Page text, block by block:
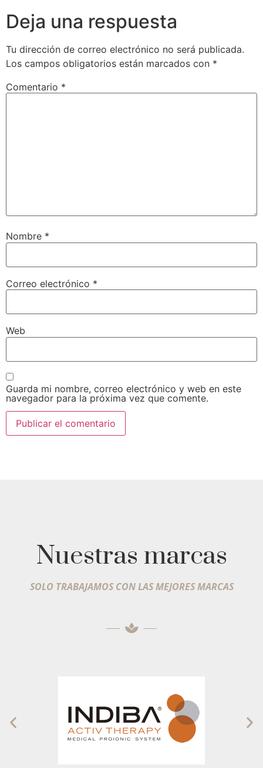
Deja una respuesta
Tu dirección de correo electrónico no será publicada.
Los campos obligatorios están marcados con *
Comentario *
Nombre *
Correo electrónico *
Web
Guarda mi nombre, correo electrónico y web en este
navegador para la próxima vez que comente.
Nuestras marcas
SOLO TRABAJAMOS CON LAS MEJORES MARCAS